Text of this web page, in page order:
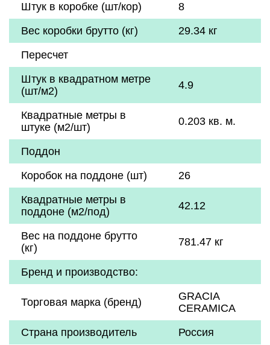
Штук в коробке (шт/кор)
8
Вес коробки брутто (кг)
29.34 кг
Пересчет
Штук в квадратном метре
(шт/м2)
4.9
Квадратные метры в
штуке (м2/шт)
0.203 кв. м.
Поддон
Коробок на поддоне (шт)
26
Квадратные метры в
поддоне (м2/под)
42.12
Вес на поддоне брутто
(кг)
781.47 кг
Бренд и производство:
Торговая марка (бренд)
GRACIA
CERAMICA
Страна производитель
Россия